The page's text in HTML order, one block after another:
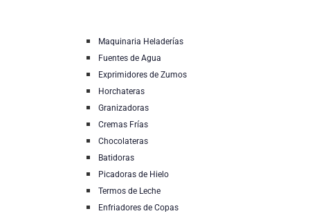
Maquinaria Heladerías
Fuentes de Agua
Exprimidores de Zumos
Horchateras
Granizadoras
Cremas Frías
Chocolateras
Batidoras
Picadoras de Hielo
Termos de Leche
Enfriadores de Copas